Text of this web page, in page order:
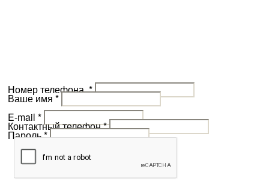
Номер телефона*
Ваше имя *
E-mail *
Контактный телефон*
Пароль*